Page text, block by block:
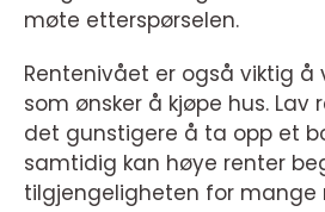
møte etterspørselen.
Rentenivået er også viktig å
som ønsker å kjøpe hus. Lav
det gunstigere å ta opp et
samtidig kan høye renter
tilgjengeligheten for mange